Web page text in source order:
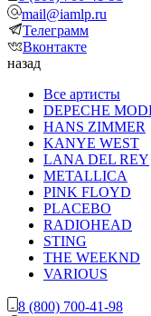
mail@iamlp.ru
Телеграмм
Вконтакте
назад
Все артисты
DEPECHE
HANS ZIMMER
KANYE WEST
LANA DEL REY
METALLICA
PINK FLOYD
PLACEBO
RADIOHEAD
STING
THE WEEKND
VARIOUS
8 (800) 700-41-98